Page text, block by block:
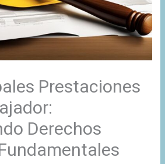
Prestaciones
Derechos